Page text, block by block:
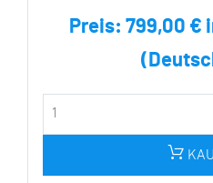
Preis: 799,00 €